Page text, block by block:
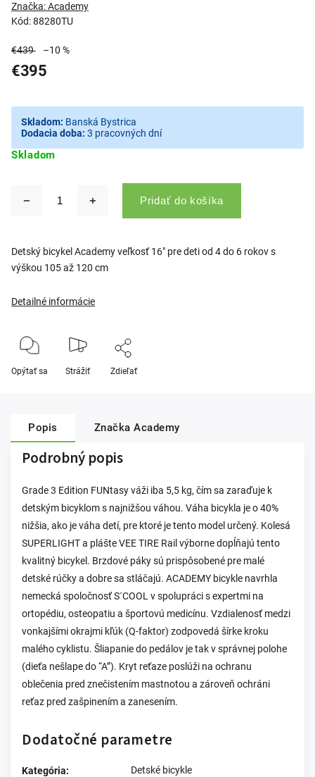
Kód:88280TU
Značka:Academy
€439 –10 %
€395
Skladom
Skladom: Banská Bystrica
Dodacia doba: 3 pracovných dní
Pridať do košíka
Detský bicykel Academy veľkosť 16" pre deti od 4 do 6 rokov s
výškou 105 až 120 cm
Detailné informácie
Opýtať sa Strážiť Zdieľať
Popis Značka Academy
Podrobný popis
Grade 3 Edition FUNtasy váži iba 5,5 kg, čím sa zaraďuje k
detským bicyklom s najnižšou váhou. Váha bicykla je o 40%
nižšia, ako je váha detí, pre ktoré je tento model určený. Kolesá
SUPERLIGHT a plášte VEE TIRE Rail výborne dopĺňajú tento
kvalitný bicykel. Brzdové páky sú prispôsobené pre malé
detské rúčky a dobre sa stláčajú. ACADEMY bicykle navrhla
nemecká spoločnosť S´COOL v spolupráci s expertmi na
ortopédiu, osteopatiu a športovú medicínu. Vzdialenosť medzi
vonkajšími okrajmi kľúk (Q-faktor) zodpovedá šírke kroku
malého cyklistu. Šliapanie do pedálov je tak v správnej polohe
(dieťa nešlape do “A”). Kryt reťaze poslúži na ochranu
oblečenia pred znečistením mastnotou a zároveň ochráni
reťaz pred zašpinením a zanesením.
Dodatočné parametre
Kategória:
Detské bicykle